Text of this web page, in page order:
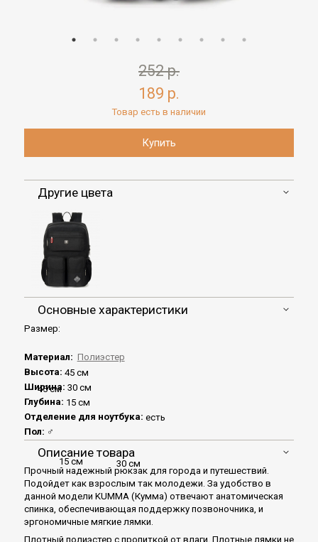
252 р.
189 р.
Товар есть в наличии
Другие цвета
Основные характеристики
45 см
15 см 30 см
Размер:
Материал: Полиэстер
Высота: 45 см
Ширина: 30 см
Глубина: 15 см
Отделение для ноутбука: есть
Пол: ♂
Описание товара
Прочный надежный рюкзак для города и путешествий.
Подойдет как взрослым так молодежи. За удобство в
данной модели KUMMA (Кумма) отвечают анатомическая
спинка, обеспечивающая поддержку позвоночника, и
эргономичные мягкие лямки.
Плотный полиэстер с пропиткой от влаги. Плотные лямки не